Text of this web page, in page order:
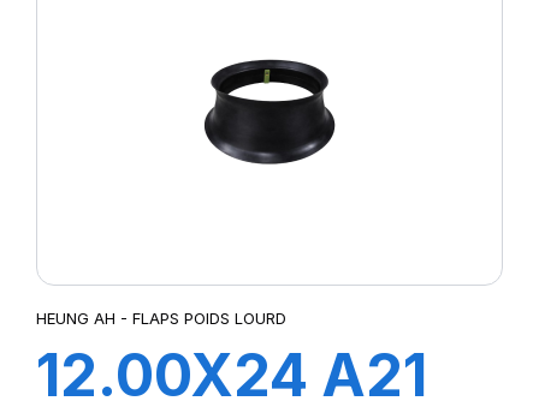
HEUNG AH - FLAPS POIDS LOURD
12.00X24 A21